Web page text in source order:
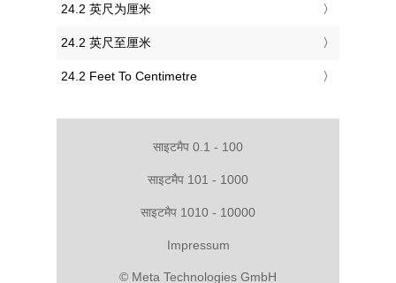
‎24.2 英尺为厘米
‎24.2 英尺至厘米
‎24.2 Feet To Centimetre
साइटमैप 0.1 - 100
साइटमैप 101 - 1000
साइटमैप 1010 - 10000
Impressum
© Meta Technologies GmbH